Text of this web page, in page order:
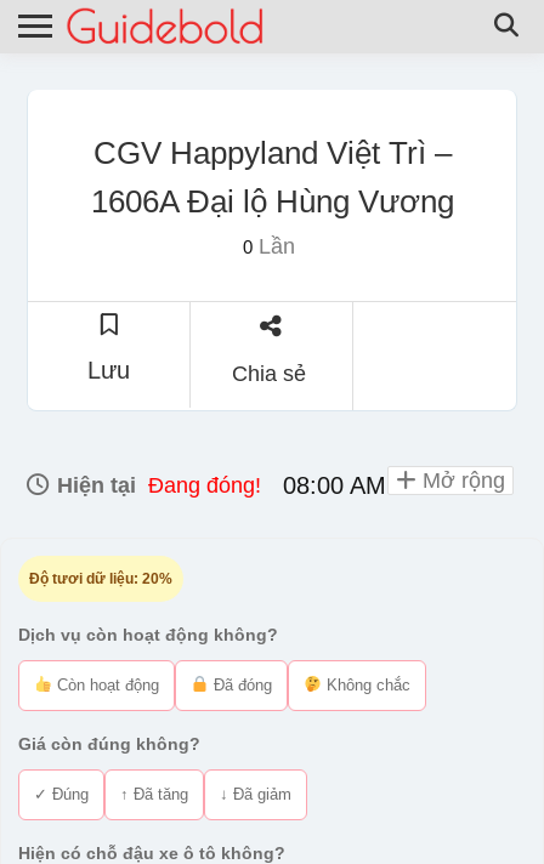
CGV Happyland Việt Trì –
1606A Đại lộ Hùng Vương
0Lần
Lưu Chia sẻ
Hiện tại Đang đóng! 08:00 AM - 10:00 PM
Độ tươi dữ liệu: 20%
Dịch vụ còn hoạt động không?
Còn hoạt động Đã đóng Không chắc
Giá còn đúng không?
✓ Đúng ↑ Đã tăng ↓ Đã giảm
Hiện có chỗ đậu xe ô tô không?
Mở rộng